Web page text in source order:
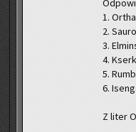
1.
2.
3.
4.
5.
6.
Z liter